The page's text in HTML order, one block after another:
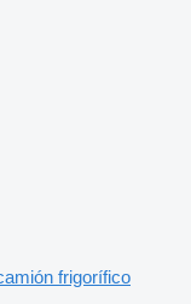
frigorífico